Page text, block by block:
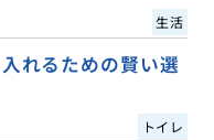
生活
れるための賢い選
トイレ